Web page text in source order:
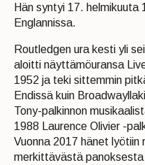
Hän syntyi 17. helmikuuta
Englannissa.
Routledgen ura kesti yli
aloitti näyttämöuransa
1952 ja teki sittemmin
Endissä kuin
Tony-palkinnon
1988 Laurence Olivier -
Vuonna 2017 hänet lyötiin
merkittävästä